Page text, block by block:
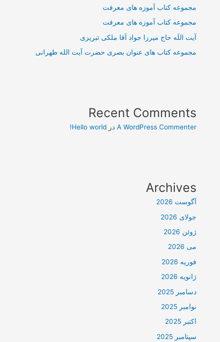
مجموعه کتاب آموزه های معرفت
مجموعه کتاب آموزه های معرفت
آیت اللَه حاج میرزا جواد آقا ملکی تبریزی
مجموعه کتاب های عنوان بصری حضرت آیت الله طهرانی
Recent Comments
A WordPress Commenter درHello world!
Archives
آگوست 2026
جولای 2026
ژوئن 2026
می 2026
فوریه 2026
ژانویه 2026
دسامبر 2025
نوامبر 2025
اکتبر 2025
سپتامبر 2025